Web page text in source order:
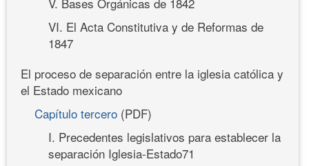
VI. El Acta Constitutiva y de Reformas de
1847
El proceso de separación entre la iglesia católica y
el Estado mexicano
Capítulo tercero (PDF)
I. Precedentes legislativos para establecer la
separación Iglesia-Estado71